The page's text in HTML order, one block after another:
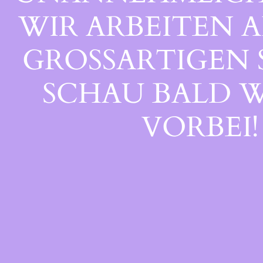
WIR ARBEITEN
GROSSARTIGEN
CHAU BALD
ORBEI!